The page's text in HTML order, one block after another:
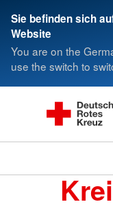
Sie befinden sich
Website
You are on the
use the switch to